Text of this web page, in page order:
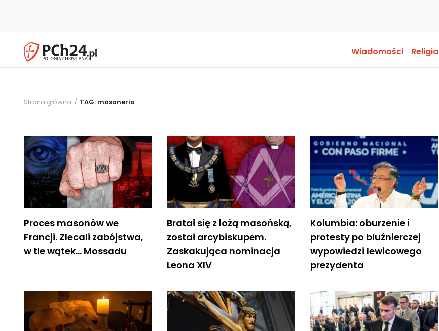
Wiadomości Religia
Strona główna TAG: masoneria
Proces masonów we
Francji. Zlecali zabójstwa,
w tle wątek… Mossadu
Bratał się z lożą masońską,
został arcybiskupem.
Zaskakująca nominacja
Leona XIV
Kolumbia: oburzenie i
protesty po bluźnierczej
wypowiedzi lewicowego
prezydenta